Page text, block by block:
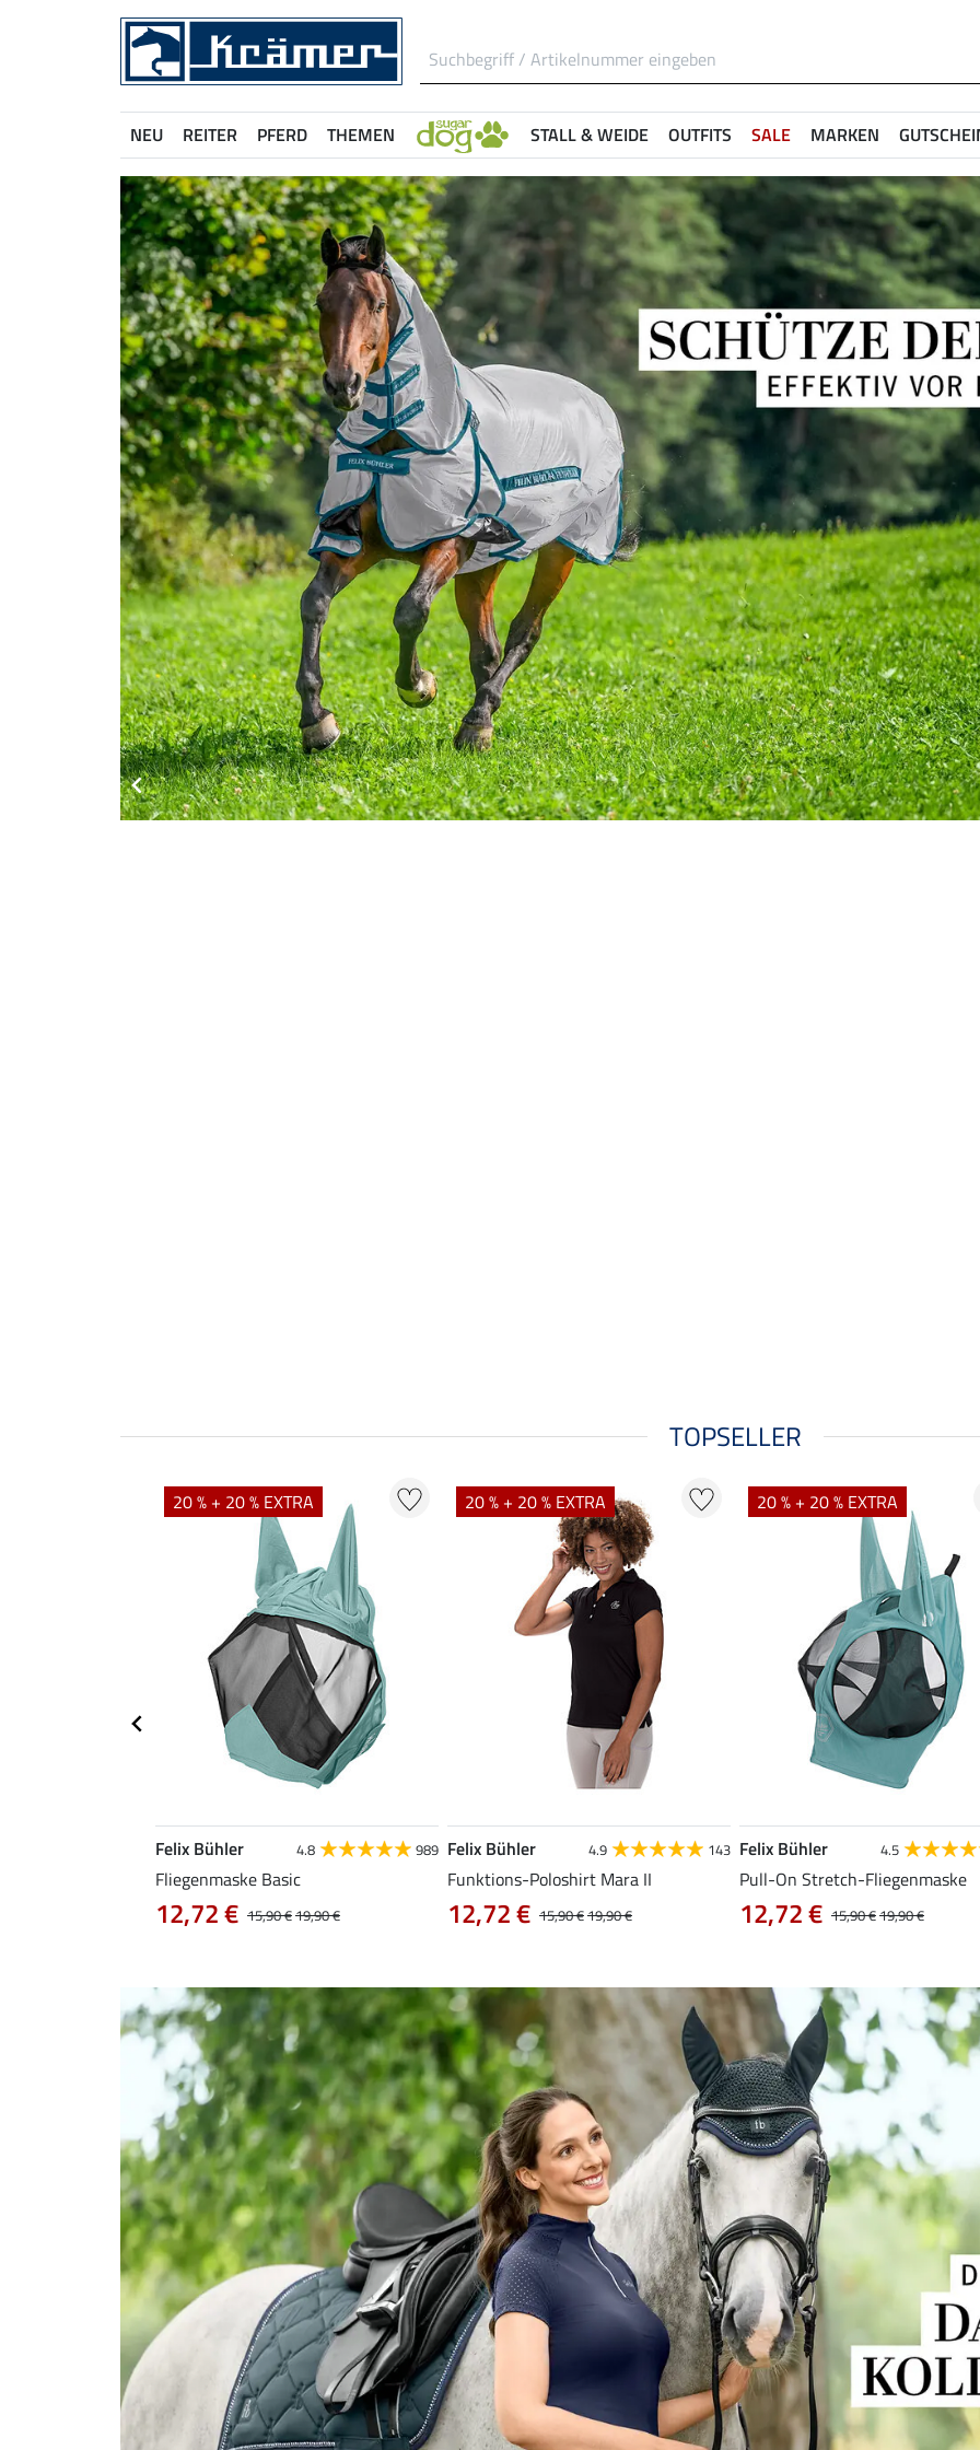
NEU REITER PFERD THEMEN STALL & WEIDE OUTFITS SALE MARKEN
TOPSELLER
20 % + 20 % EXTRA
Felix Bühler 4.8 989
Fliegenmaske Basic
15,90 €19,90 €
12,72 €
20 % + 20 % EXTRA
Felix Bühler 4.9 143
Funktions-Poloshirt Mara II
15,90 €19,90 €
12,72 €
20 % + 20 % EXTRA
Felix Bühler 4.5
Pull-On Stretch-Fliegenmaske
15,90 €19,90 €
12,72 €